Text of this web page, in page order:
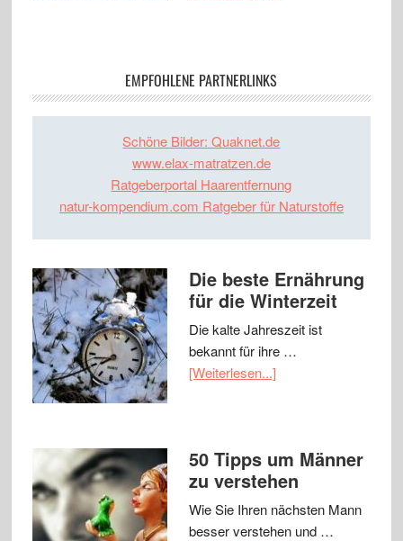
EMPFOHLENE PARTNERLINKS
Schöne Bilder: Quaknet.de
www.elax-matratzen.de
Ratgeberportal Haarentfernung
natur-kompendium.com Ratgeber für Naturstoffe
Die beste Ernährung
für die Winterzeit
Die kalte Jahreszeit ist
bekannt für ihre …
[Weiterlesen...]
50 Tipps um Männer
zu verstehen
Wie Sie Ihren nächsten Mann
besser verstehen und …